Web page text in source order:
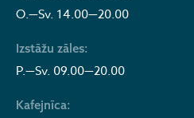
O.—Sv. 14.00—20.00
Izstāžu zāles:
P.—Sv. 09.00—20.00
Kafejnīca: